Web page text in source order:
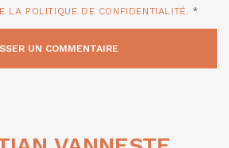
LA POLITIQUE DE CONFIDENTIALITÉ. *